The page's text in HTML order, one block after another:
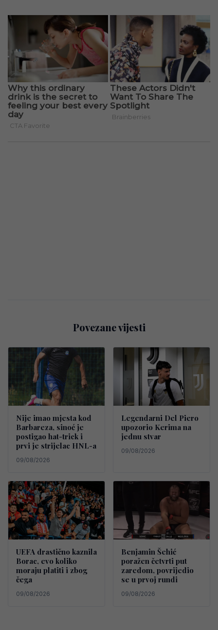
Povezane vijesti
Nije imao mjesta kod
Barbareza, sinoć je
postigao hat-trick i
prvi je strijelac HNL-a
09/08/2026
Legendarni Del Piero
upozorio Kerima na
jednu stvar
09/08/2026
UEFA drastično kaznila
Borac, evo koliko
moraju platiti i zbog
čega
09/08/2026
Benjamin Šehić
poražen četvrti put
zaredom, povrijedio
se u prvoj rundi
09/08/2026